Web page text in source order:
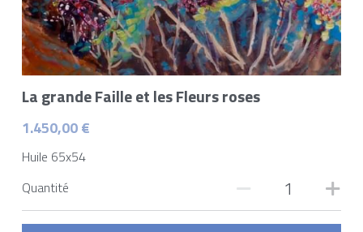
La grande Faille et les Fleurs roses
1.450,00 €
Huile 65x54
Quantité